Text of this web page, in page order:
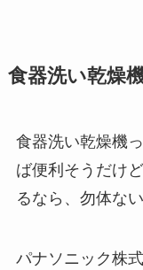
食器洗い乾燥
食器洗い乾燥機
ば便利そうだけ
るなら、勿体ない
パナソニック株